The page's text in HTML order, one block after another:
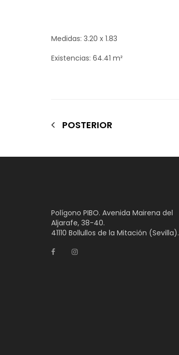
Medidas: 3.20 x 1.83
Existencias: 64.41 m²
POSTERIOR
Polígono PIBO. Avenida Mairena del
Aljarafe, 38-40.
41110 Bollullos de la Mitación (Sevilla).